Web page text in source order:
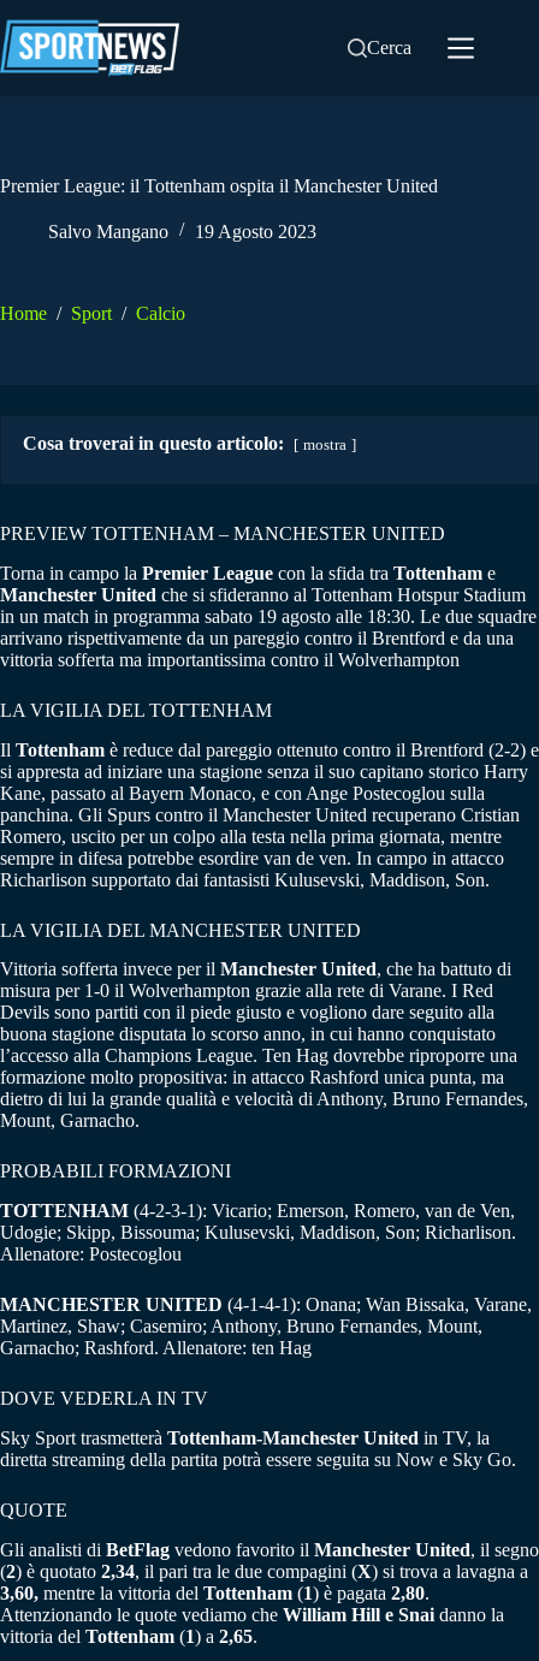
al
contenuto
Cerca
Premier League: il Tottenham ospita il Manchester United
Salvo Mangano 19 Agosto 2023
Home / Sport / Calcio
Cosa troverai in questo articolo: mostra
PREVIEW TOTTENHAM – MANCHESTER UNITED
Torna in campo la Premier League con la sfida tra Tottenham e
Manchester United che si sfideranno al Tottenham Hotspur Stadium
in un match in programma sabato 19 agosto alle 18:30. Le due squadre
arrivano rispettivamente da un pareggio contro il Brentford e da una
vittoria sofferta ma importantissima contro il Wolverhampton
LA VIGILIA DEL TOTTENHAM
Il Tottenham è reduce dal pareggio ottenuto contro il Brentford (2-2) e
si appresta ad iniziare una stagione senza il suo capitano storico Harry
Kane, passato al Bayern Monaco, e con Ange Postecoglou sulla
panchina. Gli Spurs contro il Manchester United recuperano Cristian
Romero, uscito per un colpo alla testa nella prima giornata, mentre
sempre in difesa potrebbe esordire van de ven. In campo in attacco
Richarlison supportato dai fantasisti Kulusevski, Maddison, Son.
LA VIGILIA DEL MANCHESTER UNITED
Vittoria sofferta invece per il Manchester United, che ha battuto di
misura per 1-0 il Wolverhampton grazie alla rete di Varane. I Red
Devils sono partiti con il piede giusto e vogliono dare seguito alla
buona stagione disputata lo scorso anno, in cui hanno conquistato
l’accesso alla Champions League. Ten Hag dovrebbe riproporre una
formazione molto propositiva: in attacco Rashford unica punta, ma
dietro di lui la grande qualità e velocità di Anthony, Bruno Fernandes,
Mount, Garnacho.
PROBABILI FORMAZIONI
TOTTENHAM (4-2-3-1): Vicario; Emerson, Romero, van de Ven,
Udogie; Skipp, Bissouma; Kulusevski, Maddison, Son; Richarlison.
Allenatore: Postecoglou
MANCHESTER UNITED (4-1-4-1): Onana; Wan Bissaka, Varane,
Martinez, Shaw; Casemiro; Anthony, Bruno Fernandes, Mount,
Garnacho; Rashford. Allenatore: ten Hag
DOVE VEDERLA IN TV
Sky Sport trasmetterà Tottenham-Manchester United in TV, la
diretta streaming della partita potrà essere seguita su Now e Sky Go.
QUOTE
Gli analisti di BetFlag vedono favorito il Manchester United, il segno
(2) è quotato 2,34, il pari tra le due compagini (X) si trova a lavagna a
3,60, mentre la vittoria del Tottenham (1) è pagata 2,80.
Attenzionando le quote vediamo che William Hill e Snai danno la
vittoria del Tottenham (1) a 2,65.